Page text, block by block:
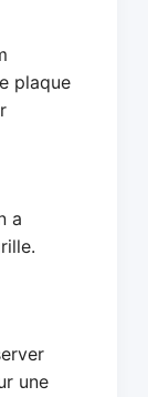
plaque
a
une